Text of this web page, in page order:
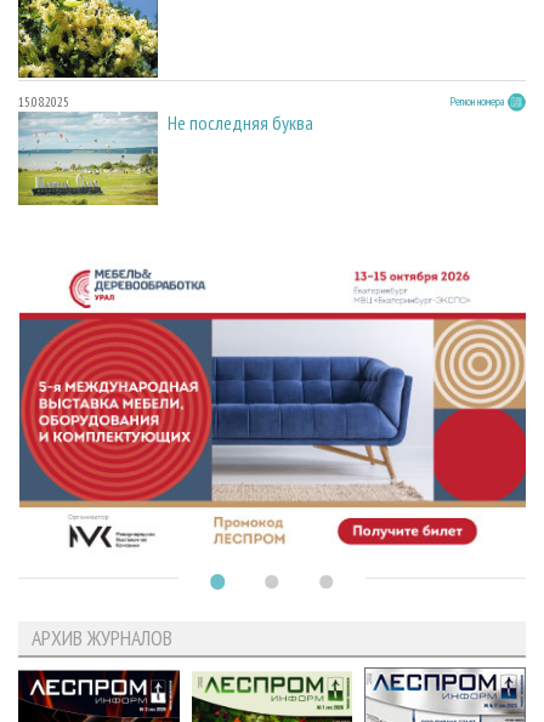
15.08.2025 Регион номера
Не последняя буква
АРХИВ ЖУРНАЛОВ